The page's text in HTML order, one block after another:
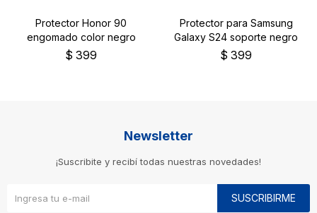
Protector Honor 90
engomado color negro
$ 399
Protector para Samsung
Galaxy S24 soporte negro
$ 399
Newsletter
¡Suscribite y recibí todas nuestras novedades!
SUSCRIBIRME